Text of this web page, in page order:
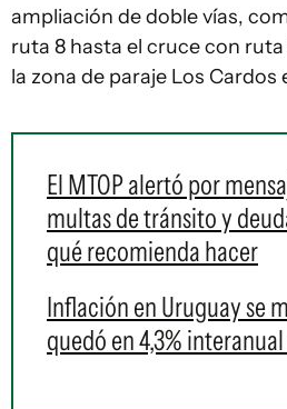
ampliación de doble vías,
ruta 8 hasta el cruce con ruta
la zona de paraje Los Cardos
El MTOP alertó por
multas de tránsito y
qué recomienda hacer
Inflación en Uruguay se
quedó en 4,3%